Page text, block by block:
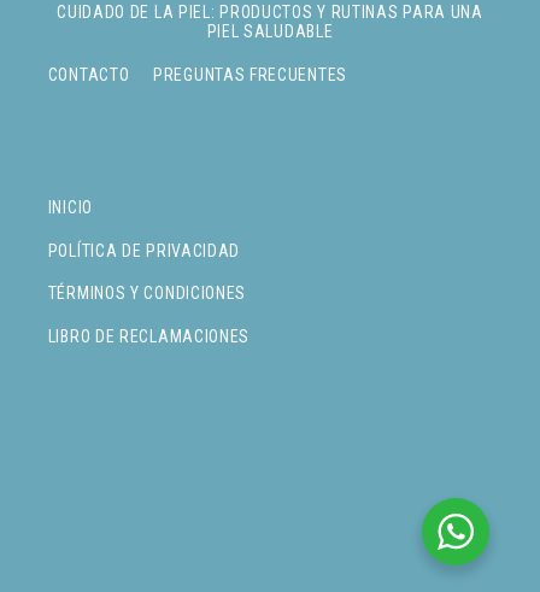
INICIO
POLÍTICA DE PRIVACIDAD
TÉRMINOS Y CONDICIONES
LIBRO DE RECLAMACIONES
CUIDADO DE LA PIEL: PRODUCTOS Y RUTINAS PARA UNA
PIEL SALUDABLE
CONTACTO PREGUNTAS FRECUENTES